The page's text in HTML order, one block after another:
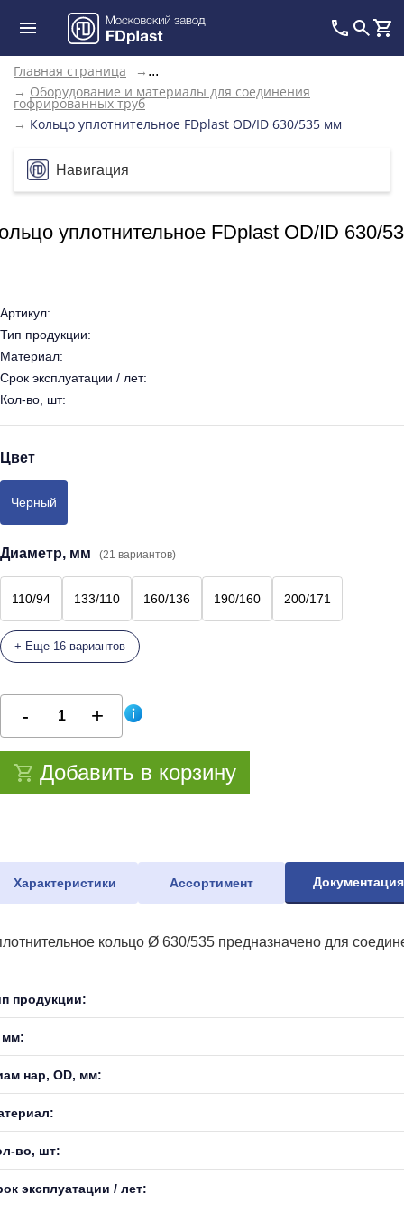
Главная страница → ...
→ Оборудование и материалы для соединения
гофрированных труб
→ Кольцо уплотнительное FDplast OD/ID 630/535 мм
Навигация
уплотнительное FDplast OD/ID 630/
Артикул:
Тип продукции:
Материал:
Срок эксплуатации / лет:
Кол-во, шт:
Цвет
Черный
Диаметр, мм (21 вариантов)
110/94 133/110 160/136 190/160 200/171
+ Еще 16 вариантов
Добавить в корзину
Характеристики Ассортимент Документация
кольцо Ø 630/535 предназначено для
продукции:
мм:
нар, OD, мм:
во, шт:
эксплуатации / лет: